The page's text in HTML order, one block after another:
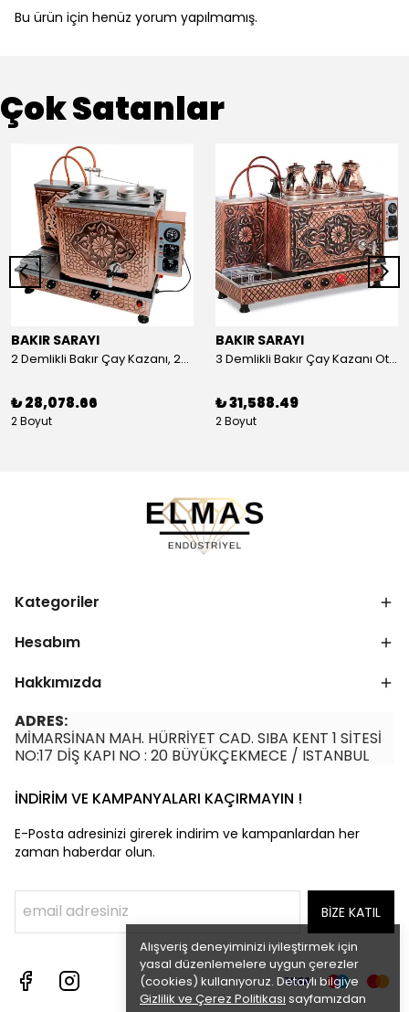
Alışveriş deneyiminizi iyileştirmek için
yasal düzenlemelere uygun çerezler
(cookies) kullanıyoruz. Detaylı bilgiye
Gizlilik ve Çerez Politikası sayfamızdan
Bu ürün için henüz yorum yapılmamış.
Çok Satanlar
BAKIR SARAYI
2 Demlikli Bakır Çay Kazanı, 25 Litre
₺ 28,078.66
2 Boyut
BAKIR SARAYI
3 Demlikli Bakır Çay Kazanı Otomatik, 30 Litre
₺ 31,588.49
2 Boyut
Kategoriler
Hesabım
Hakkımızda
ADRES:
MİMARSİNAN MAH. HÜRRİYET CAD. SIBA KENT 1 SİTESİ
NO:17 DİŞ KAPI NO : 20 BÜYÜKÇEKMECE / ISTANBUL
İNDİRİM VE KAMPANYALARI KAÇIRMAYIN !
E-Posta adresinizi girerek indirim ve kampanlardan her
zaman haberdar olun.
BİZE KATIL